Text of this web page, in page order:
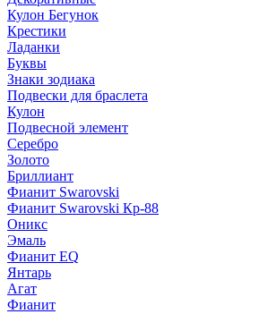
Кулон Бегунок
Крестики
Ладанки
Буквы
Знаки зодиака
Подвески для браслета
Кулон
Подвесной элемент
Серебро
Золото
Бриллиант
Фианит Swarovski
Фианит Swarovski Кр-88
Оникс
Эмаль
Фианит EQ
Янтарь
Агат
Фианит